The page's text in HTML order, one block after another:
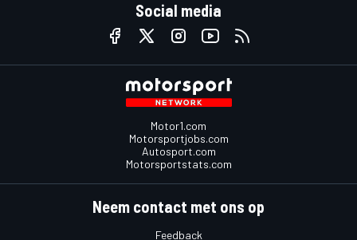
Social media
Motor1.com
Motorsportjobs.com
Autosport.com
Motorsportstats.com
Neem contact met ons op
Feedback